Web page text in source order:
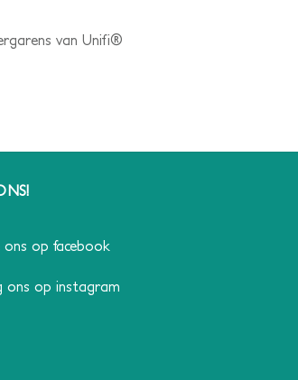
van Unifi®
ons op facebook
ons op instagram